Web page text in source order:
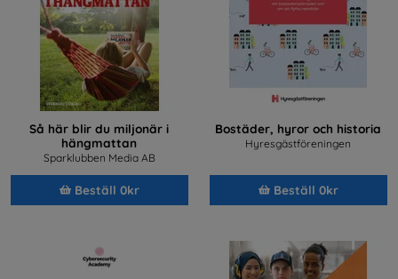
Så här blir du miljonär i
hängmattan
Sparklubben Media AB
Beställ 0kr
Bostäder, hyror och historia
Hyresgästföreningen
Beställ 0kr